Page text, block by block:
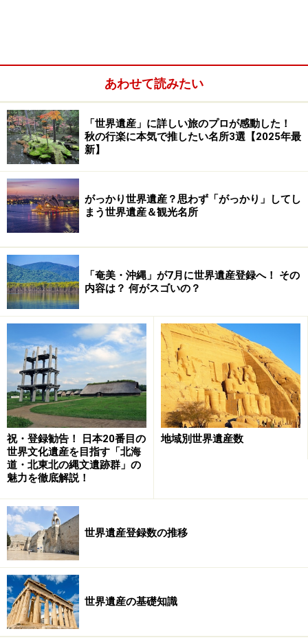
グラン・ピラミッドから眺めたウシュマルの建造物群。右が
魔法使いのピラミッド、その下が亀の館、左が尼僧院 ©牧哲
雄
雨の神チャックの像。突き出ているのが鼻 ©牧哲雄
中国や日本の古墳、仏教やヒンドゥー教の仏塔や寺院、
西アジアのジッグラト、エジプトやスーダンのピラミッ
ド、南米のワカ、ミクロネシアのマラエ……世界には土や
岩や煉瓦を積み上げたピラミッド状の古代遺跡は少なく
ない。
特にピラミッドが集中しているのがメキシコからコスタ
リカにかけてのメソ・アメリカと呼ばれる地域で、ここ
には千を超えるピラミッドがあるといわれている。
メソ・アメリカのピラミッドの特徴はタルー（傾斜壁）
とタブレロ（垂直壁の基壇）を交互に積み重ねた階段状
ためゴツゴツした外観を持つ。
ところがウシュマルの魔法使いのピラミッドはまったく
違う。タルー・タブレロ式ではあるが底面は中米でも滅
多に見られない楕円形で、タルー部の曲線が柔らかでエ
レガントな印象を生み出している。
あわせて読みたい
「世界遺産」に詳しい旅のプロが感動した！
秋の行楽に本気で推したい名所3選【2025年最
新】
がっかり世界遺産？思わず「がっかり」してし
まう世界遺産＆観光名所
「奄美・沖縄」が7月に世界遺産登録へ！ その
内容は？ 何がスゴいの？
祝・登録勧告！ 日本20番目の
世界文化遺産を目指す「北海
道・北東北の縄文遺跡群」の
魅力を徹底解説！
地域別世界遺産数
世界遺産登録数の推移
世界遺産の基礎知識